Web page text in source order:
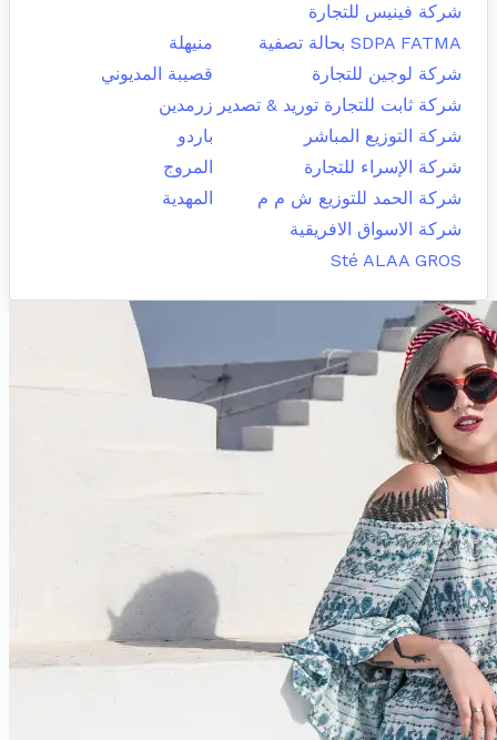
شركة فينيس للتجارة
SDPA FATMA بحالة تصفية
منيهلة
شركة لوجين للتجارة
قصيبة المديوني
شركة ثابت للتجارة توريد & تصدير زرمدين
شركة التوزيع المباشر
باردو
شركة الإسراء للتجارة
المروج
شركة الحمد للتوزيع ش م م
المهدية
شركة الاسواق الافريقية
Sté ALAA GROS